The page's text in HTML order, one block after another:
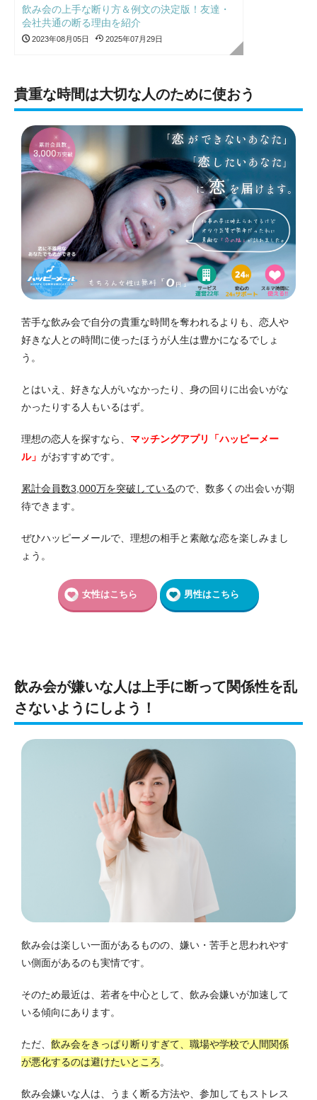
飲み会の上手な断り方＆例文の決定版！友達・
会社共通の断る理由を紹介
2023年08月05日 2025年07月29日
貴重な時間は大切な人のために使おう
苦手な飲み会で自分の貴重な時間を奪われるよりも、恋人や
好きな人との時間に使ったほうが人生は豊かになるでしょ
う。
とはいえ、好きな人がいなかったり、身の回りに出会いがな
かったりする人もいるはず。
理想の恋人を探すなら、 マッチングアプリ「ハッピーメー
ル」 がおすすめです。
累計会員数3,000万を突破しているので、数多くの出会いが期
待できます。
ぜひハッピーメールで、理想の相手と素敵な恋を楽しみまし
ょう。
女性はこちら 男性はこちら
飲み会が嫌いな人は上手に断って関係性を乱
さないようにしよう！
飲み会は楽しい一面があるものの、嫌い・苦手と思われやす
い側面があるのも実情です。
そのため最近は、若者を中心として、飲み会嫌いが加速して
いる傾向にあります。
ただ、 飲み会をきっぱり断りすぎて、職場や学校で人間関係
が悪化するのは避けたいところ 。
飲み会嫌いな人は、うまく断る方法や、参加してもストレス